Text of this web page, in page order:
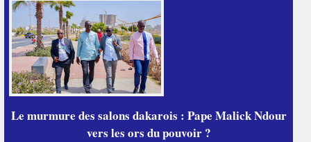
Le murmure des salons dakarois : Pape Malick Ndour
vers les ors du pouvoir ?